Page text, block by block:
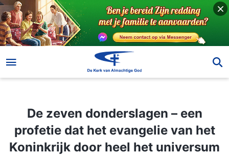
De zeven donderslagen – een
profetie dat het evangelie van het
Koninkrijk door heel het universum